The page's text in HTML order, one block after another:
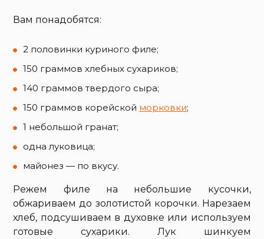
Вам понадобятся:
2 половинки куриного филе;
150 граммов хлебных сухариков;
140 граммов твердого сыра;
150 граммов корейской морковки;
1 небольшой гранат;
одна луковица;
майонез — по вкусу.
Режем филе на небольшие кусочки,
обжариваем до золотистой корочки. Нарезаем
хлеб, подсушиваем в духовке или используем
готовые сухарики. Лук шинкуем